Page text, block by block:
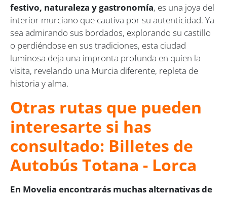
festivo, naturaleza y gastronomía, es una joya del
interior murciano que cautiva por su autenticidad. Ya
sea admirando sus bordados, explorando su castillo
o perdiéndose en sus tradiciones, esta ciudad
luminosa deja una impronta profunda en quien la
visita, revelando una Murcia diferente, repleta de
historia y alma.
Otras rutas que pueden
interesarte si has
consultado: Billetes de
Autobús Totana - Lorca
En Movelia encontrarás muchas alternativas de